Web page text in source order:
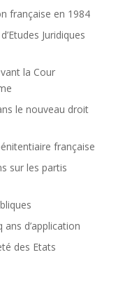
française en 1984
Juridiques
la Cour
le nouveau droit
française
sur les partis
ans d’application
des Etats